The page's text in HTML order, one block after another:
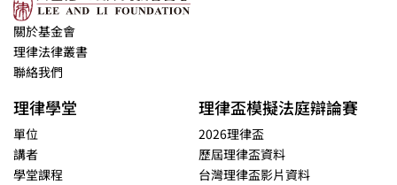
關於基金會
理律法律叢書
聯絡我們
理律學堂
單位
講者
學堂課程
理律盃模擬法庭辯論賽
2026理律盃
歷屆理律盃資料
台灣理律盃影片資料